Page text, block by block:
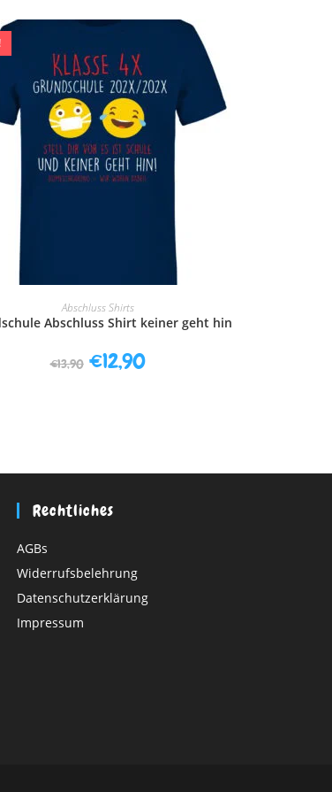
AUSFÜHRUNG WÄHLEN
Abschluss Shirts
Abschluss Shirt keiner geht hin
€13,90 €12,90
Rechtliches
AGBs
Widerrufsbelehrung
Datenschutzerklärung
Impressum